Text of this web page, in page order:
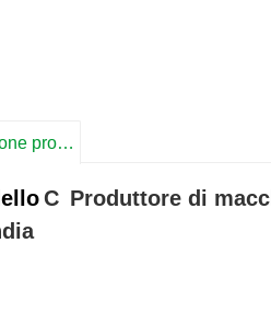
Descrizione prodotto
C Produttore di